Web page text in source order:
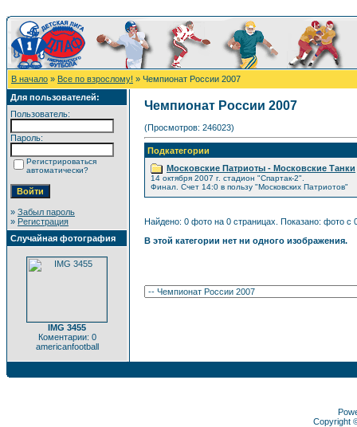
В начало » Все по взрослому! » Чемпионат России 2007
Для пользователей:
Пользователь:
Пароль:
Регистрироваться
автоматически?
» Забыл пароль
» Регистрация
Случайная фотография
IMG 3455
Коментарии: 0
americanfootball
Чемпионат России 2007
(Просмотров: 246023)
Подкатегории
Московские Патриоты - Московские Танки
14 октября 2007 г. стадион "Спартак-2".
Финал. Счет 14:0 в пользу "Московских Патриотов"
Найдено: 0 фото на 0 страницах. Показано: фото с
В этой категории нет ни одного изображения.
Copyright